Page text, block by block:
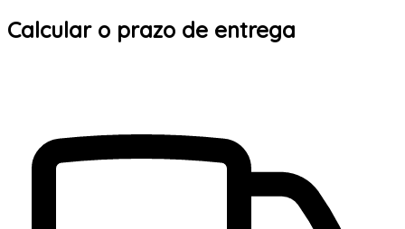
Calcular o prazo de entrega